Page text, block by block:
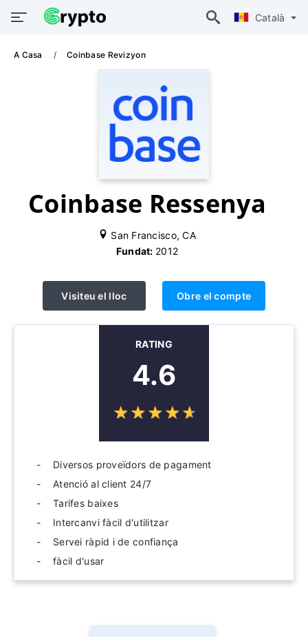
Català
A Casa Coinbase Revizyon
Coinbase Ressenya
San Francisco, CA
Fundat: 2012
Visiteu el lloc Obre el compte
RATING
4.6
☆☆☆☆☆
★★★★★
Diversos proveïdors de pagament
Atenció al client 24/7
Tarifes baixes
Intercanvi fàcil d'utilitzar
Servei ràpid i de confiança
fàcil d'usar